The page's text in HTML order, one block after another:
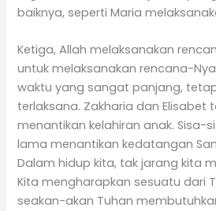
baiknya, seperti Maria
Ketiga, Allah melaksanakan
untuk melaksanakan rencana-
waktu yang sangat panjang,
terlaksana. Zakharia dan Elisabet
menantikan kelahiran anak. Sisa-
lama menantikan kedatangan
Dalam hidup kita, tak jarang kita
Kita mengharapkan sesuatu dari
seakan-akan Tuhan